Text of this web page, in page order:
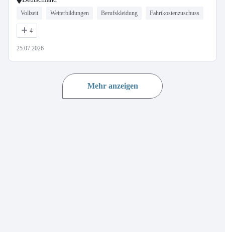
Vollzeit Weiterbildungen Berufskleidung Fahrtkostenzuschuss
4
25.07.2026
Mehr anzeigen